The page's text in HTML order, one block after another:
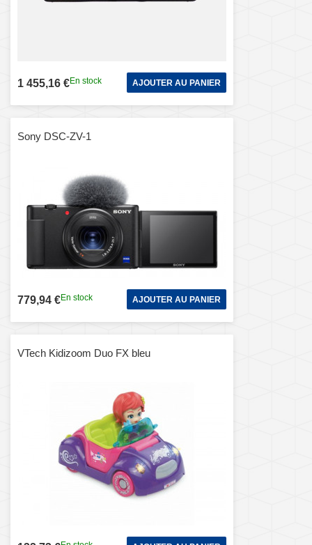
1 455,16 €En stock AJOUTER AU PANIER
Sony DSC-ZV-1
779,94 €En stock AJOUTER AU PANIER
VTech Kidizoom Duo FX bleu